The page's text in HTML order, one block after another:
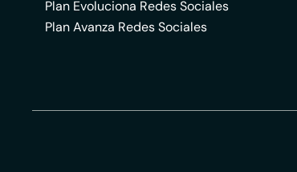
Plan Evoluciona Redes Sociales
Plan Avanza Redes Sociales